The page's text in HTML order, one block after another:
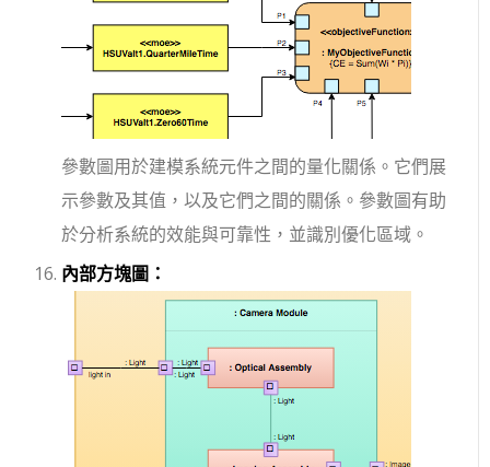
參數圖用於建模系統元件之間的量化關係。它們展
示參數及其值，以及它們之間的關係。參數圖有助
於分析系統的效能與可靠性，並識別優化區域。
內部方塊圖：